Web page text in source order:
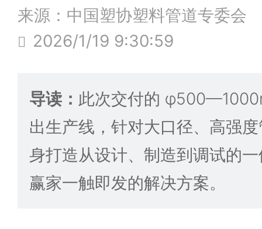
来源：中国塑协塑料管道专委会
2026/1/19 9:30:59
导读： 此次交付的
出生产线，针对大口径、高强
身打造从设计、制造到调试的
赢家一触即发的解决方案。